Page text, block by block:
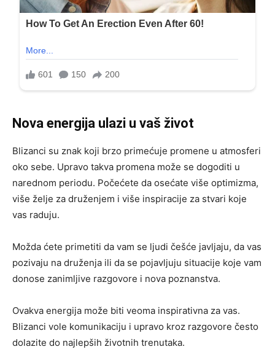
Nova energija ulazi u vaš život
Blizanci su znak koji brzo primećuje promene u atmosferi
oko sebe. Upravo takva promena može se dogoditi u
narednom periodu. Počećete da osećate više optimizma,
više želje za druženjem i više inspiracije za stvari koje
vas raduju.
Možda ćete primetiti da vam se ljudi češće javljaju, da vas
pozivaju na druženja ili da se pojavljuju situacije koje vam
donose zanimljive razgovore i nova poznanstva.
Ovakva energija može biti veoma inspirativna za vas.
Blizanci vole komunikaciju i upravo kroz razgovore često
dolazite do najlepših životnih trenutaka.